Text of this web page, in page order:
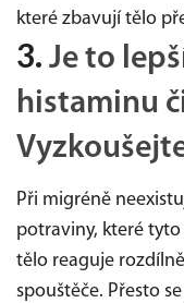
které zbavují tělo
3. Je to
histaminu
Při migréně
potraviny, které
tělo reaguje
spouštěče. Přesto